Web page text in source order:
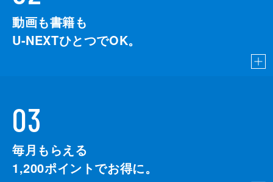
動画も書籍も
U-NEXTひとつでOK。
03
毎月もらえる
1,200ポイントでお得に。